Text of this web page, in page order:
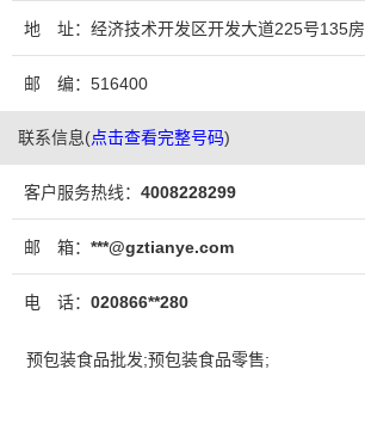
地 址：经济技术开发区开发大道225号135房
邮 编：516400
联系信息(点击查看完整号码)
客户服务热线： 4008228299
邮 箱： ***@gztianye.com
电 话： 020866**280
预包装食品批发;预包装食品零售;